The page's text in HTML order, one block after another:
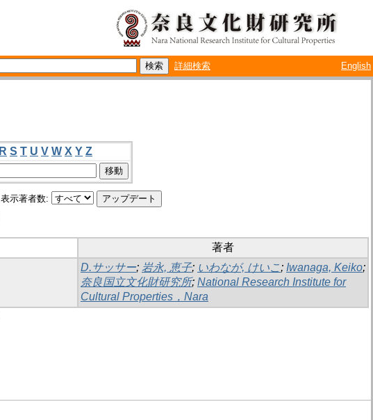
詳細検索 English
R S T U V W X Y Z
表示著者数:
著者
D.サッサー; 岩永, 恵子; いわなが, けいこ; Iwanaga, Keiko;
奈良国立文化財研究所; National Research Institute for
Cultural Properties，Nara